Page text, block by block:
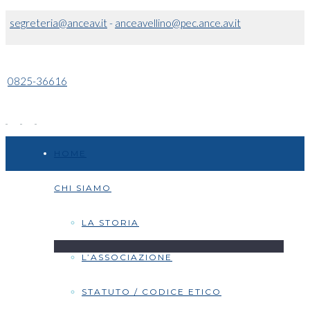
segreteria@anceav.it- anceavellino@pec.ance.av.it
0825-36616
CHI SIAMO
LA STORIA
L’ASSOCIAZIONE
STATUTO / CODICE ETICO